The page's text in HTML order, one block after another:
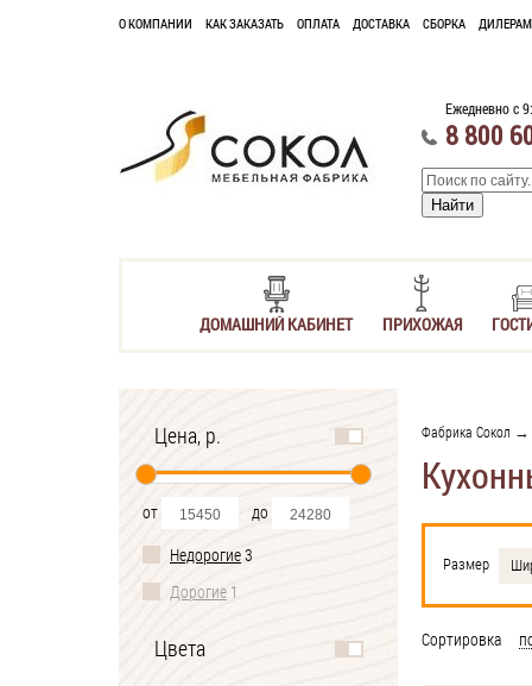
О КОМПАНИИ КАК ЗАКАЗАТЬ ОПЛАТА ДОСТАВКА СБОРКА ДИЛЕРАМ
Ежедневно с
8 800
ДОМАШНИЙ КАБИНЕТ ПРИХОЖАЯ
Цена, р.
от
до
Недорогие3
Дорогие 1
Цвета
Фабрика Сокол →
Размер
Сортировка